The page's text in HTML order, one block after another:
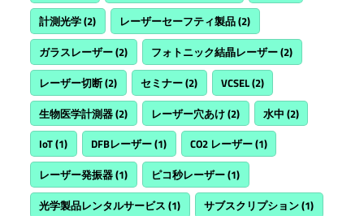
計測光学(2) レーザーセーフティ製品(2)
ガラスレーザー(2) フォトニック結晶レーザー(2)
レーザー切断(2) セミナー(2) VCSEL(2)
生物医学計測器(2) レーザー穴あけ(2) 水中 (2)
IoT(1) DFBレーザー(1) CO2 レーザー(1)
レーザー発振器(1) ピコ秒レーザー(1)
光学製品レンタルサービス (1) サブスクリプション(1)